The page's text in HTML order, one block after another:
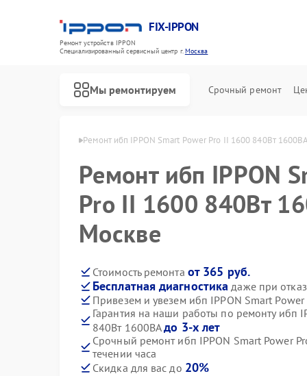
FIX-IPPON
Ремонт устройств IPPON
Специализированный cервисный центр г.Москва
Мы ремонтируем Срочный ремонт
IPPON в Москве Ремонт ибп IPPON Smart Power Pro II 1600 840Вт
Ремонт ибп IPPON
Pro II 1600 840Вт
Москве
Стоимость ремонта от 365 руб.
Бесплатная диагностика даже при
Привезем и увезем ибп IPPON Smart
Гарантия на наши работы по ремонту ибп
840Вт 1600ВАдо 3-х лет
Срочный ремонт ибп IPPON Smart Power
течении часа
Скидка для вас до 20%